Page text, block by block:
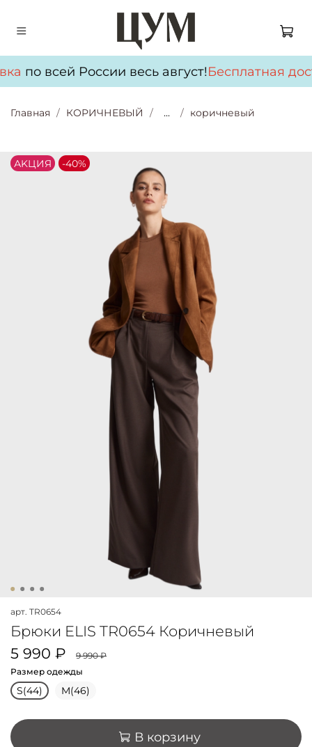
по всей России весь август!Бесплатная
Главная КОРИЧНЕВЫЙ ... коричневый
АKЦИЯ -40%
арт. TR0654
Брюки ELIS TR0654 Коричневый
5 990 ₽
9 990 ₽
Размер одежды
S(44) M(46)
В корзину